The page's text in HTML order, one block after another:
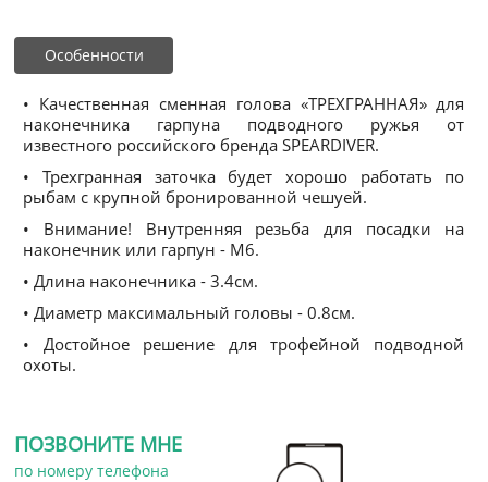
Особенности
• Качественная сменная голова «ТРЕХГРАННАЯ» для
наконечника гарпуна подводного ружья от
известного российского бренда SPEARDIVER.
• Трехгранная заточка будет хорошо работать по
рыбам с крупной бронированной чешуей.
• Внимание! Внутренняя резьба для посадки на
наконечник или гарпун - М6.
• Длина наконечника - 3.4см.
• Диаметр максимальный головы - 0.8см.
• Достойное решение для трофейной подводной
охоты.
ПОЗВОНИТЕ МНЕ
по номеру телефона